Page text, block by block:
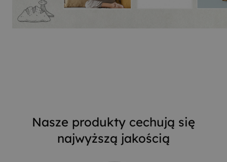
Nasze produkty cechują się
najwyższą jakością